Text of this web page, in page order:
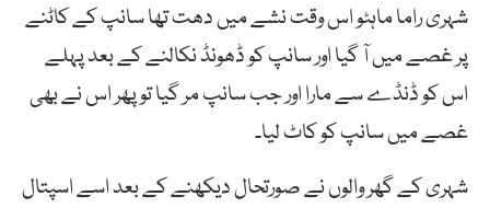
شہری راما ماہٹو اس وقت نشے میں دھت تھا سانپ کے کاٹنے
پر غصے میں آ گیا اور سانپ کو ڈھونڈ نکالنے کے بعد پہلے
اس کو ڈنڈے سے مارا اور جب سانپ مر گیا تو پھر اس نے بھی
غصے میں سانپ کو کاٹ لیا۔
شہری کے گھر والوں نے صورتحال دیکھنے کے بعد اسے اسپتال